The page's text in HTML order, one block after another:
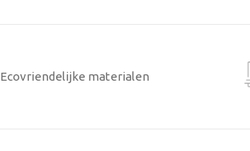
Ecovriendelijke materialen